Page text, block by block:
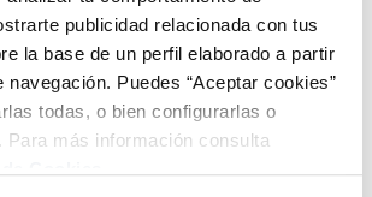
publicidad relacionada con tus
la base de un perfil elaborado a partir
navegación. Puedes “Aceptar cookies”
todas, o bien configurarlas o
Para más información consulta